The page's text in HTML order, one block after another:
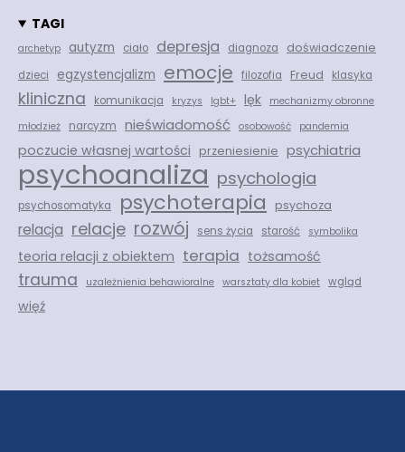
TAGI
archetyp autyzm ciało depresja diagnoza doświadczenie
dzieci egzystencjalizm emocje filozofia Freud klasyka
kliniczna komunikacja kryzys lgbt+ lęk
mechanizmy obronne
młodzież
narcyzm nieświadomość osobowość pandemia
poczucie własnej wartości przeniesienie psychiatria
psychoanaliza psychologia
psychosomatyka psychoterapia psychoza
relacja relacje rozwój sens życia starość symbolika
teoria relacji z obiektem terapia tożsamość
trauma uzależnienia behawioralne warsztaty dla kobiet wgląd
więź